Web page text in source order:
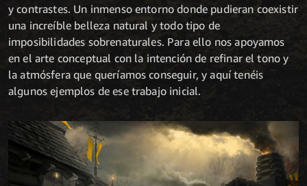
y contrastes. Un inmenso entorno donde pudieran coexistir
una increíble belleza natural y todo tipo de
imposibilidades sobrenaturales. Para ello nos apoyamos
en el arte conceptual con la intención de refinar el tono y
la atmósfera que queríamos conseguir, y aquí tenéis
algunos ejemplos de ese trabajo inicial.